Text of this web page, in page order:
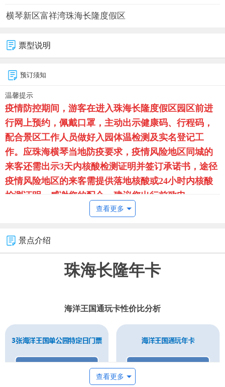
横琴新区富祥湾珠海长隆度假区
票型说明
预订须知
温馨提示
疫情防控期间，游客在进入珠海长隆度假区园区前进
行网上预约，佩戴口罩，主动出示健康码、行程码，
配合景区工作人员做好入园体温检测及实名登记工
作。应珠海横琴当地防疫要求，疫情风险地区同城的
来客还需出示3天内核酸检测证明并签订承诺书，途径
疫情风险地区的来客需提供落地核酸或24小时内核酸
检测证明，感谢您的配合。建议您出行前致电
4008830083或您将入住的酒店查询，及时了解最新防
【使用日期说明】
查看更多
景点介绍
珠海长隆年卡
海洋王国通玩卡性价比分析
查看更多